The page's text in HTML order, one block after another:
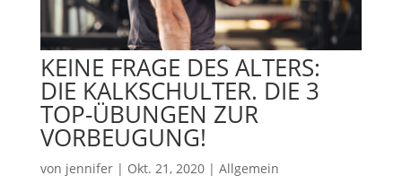
KEINE FRAGE DES ALTERS:
DIE KALKSCHULTER. DIE 3
TOP-ÜBUNGEN ZUR
VORBEUGUNG!
von jennifer| Okt. 21, 2020| Allgemein